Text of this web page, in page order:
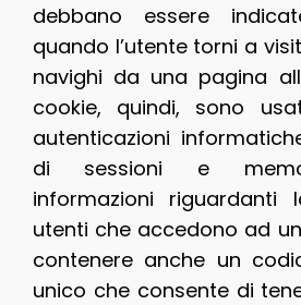
debbano essere
quando l’utente torni a
navighi da una pagina
cookie, quindi, sono
autenticazioni
di sessioni e
informazioni riguardanti
utenti che accedono ad
contenere anche un
unico che consente di